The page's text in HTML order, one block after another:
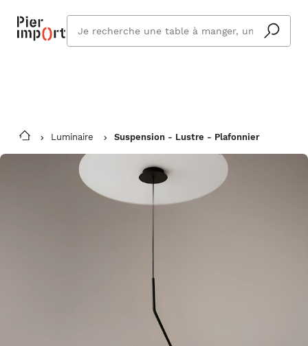
Vous êtes absent ? Pier Import s'adapte
et vous livre à votre retour.
En savoir plus
cherchez
vous ?
Luminaire Suspension - Lustre - Plafonnier